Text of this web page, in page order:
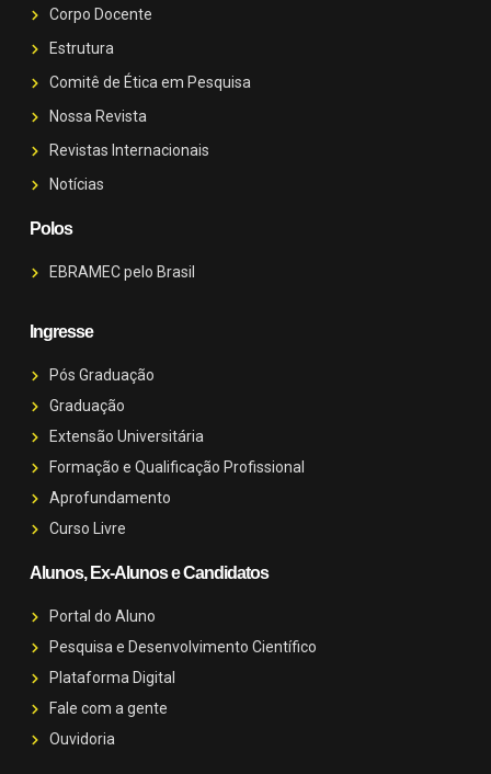
Corpo Docente
Estrutura
Comitê de Ética em Pesquisa
Nossa Revista
Revistas Internacionais
Notícias
Polos
EBRAMEC pelo Brasil
Ingresse
Pós Graduação
Graduação
Extensão Universitária
Formação e Qualificação Profissional
Aprofundamento
Curso Livre
Alunos, Ex-Alunos e Candidatos
Portal do Aluno
Pesquisa e Desenvolvimento Científico
Plataforma Digital
Fale com a gente
Ouvidoria